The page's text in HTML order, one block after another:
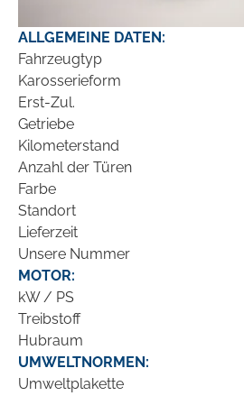
ALLGEMEINE DATEN:
Fahrzeugtyp
Karosserieform
Erst-Zul.
Getriebe
Kilometerstand
Anzahl der Türen
Farbe
Standort
Lieferzeit
Unsere Nummer
MOTOR:
kW / PS
Treibstoff
Hubraum
UMWELTNORMEN:
Umweltplakette